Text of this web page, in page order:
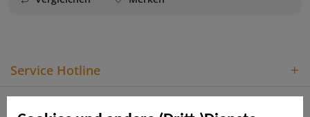
Service Hotline